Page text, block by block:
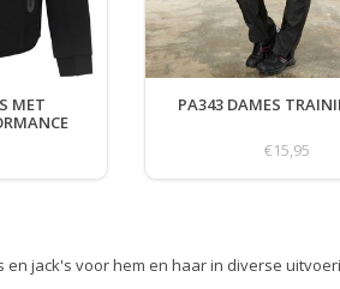
MET
PA343 DAMES
€15,95
jack's voor hem en haar in diverse